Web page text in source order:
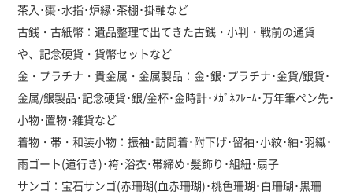
茶入･棗･水指･炉縁･茶棚･掛軸など
古銭・古紙幣：遺品整理で出てきた古銭・小判・戦前の通貨
や、記念硬貨・貨幣セットなど
金・プラチナ・貴金属・金属製品：金･銀･プラチナ･金貨/銀貨･
金属/銀製品･記念硬貨･銀/金杯･金時計･ﾒｶﾞﾈﾌﾚｰﾑ･万年筆ペン先･
小物･置物･雑貨など
着物・帯・和装小物：振袖･訪問着･附下げ･留袖･小紋･紬･羽織･
雨ゴート(道行き)･袴･浴衣･帯締め･髪飾り･組紐･扇子
サンゴ：宝石サンゴ(赤珊瑚(血赤珊瑚)･桃色珊瑚･白珊瑚･黒珊